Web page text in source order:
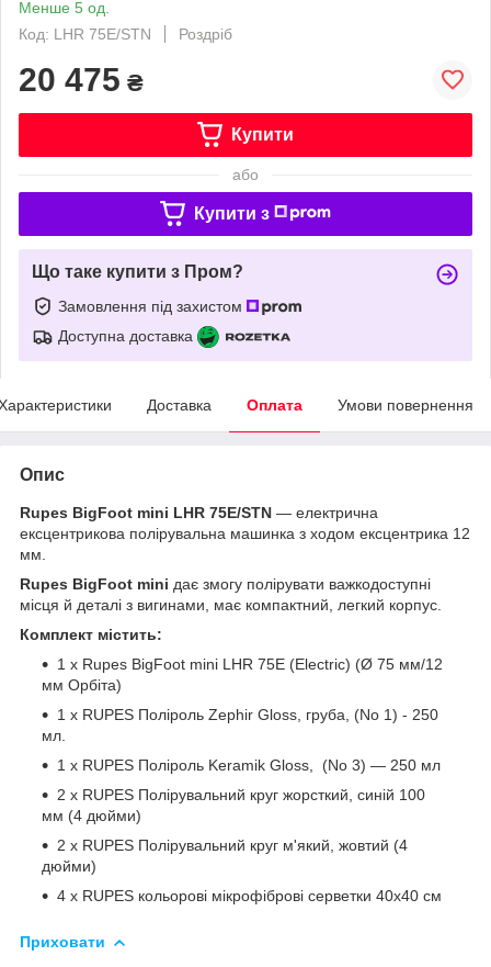
Менше 5 од.
Код: LHR 75E/STN
Роздріб
20 475 ₴
Купити
або
Купити з
Що таке купити з Пром?
Замовлення під захистом
Доступна доставка
Доставка Оплата Умови повернення
Опис
Rupes BigFoot mini LHR 75E/STN — електрична
ексцентрикова полірувальна машинка з ходом ексцентрика 12
мм.
Rupes BigFoot mini дає змогу полірувати важкодоступні
місця й деталі з вигинами, має компактний, легкий корпус.
Комплект містить:
1 х Rupes BigFoot mini LHR 75E (Electric) (Ø 75 мм/12
мм Орбіта)
1 х RUPES Поліроль Zephir Gloss, груба, (No 1) - 250
мл.
1 х RUPES Поліроль Keramik Gloss, (No 3) — 250 мл
2 х RUPES Полірувальний круг жорсткий, синій 100
мм (4 дюйми)
2 х RUPES Полірувальний круг м'який, жовтий (4
дюйми)
4 х RUPES кольорові мікрофіброві серветки 40x40 см
Приховати